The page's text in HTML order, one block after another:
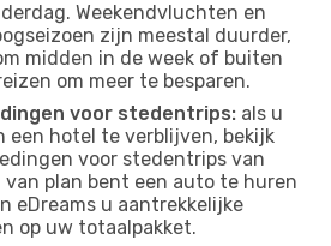
Weekendvluchten en
zijn meestal duurder,
midden in de week of buiten
om meer te besparen.
voor stedentrips: als u
een hotel te verblijven, bekijk
voor stedentrips van
van plan bent een auto te huren
eDreams u aantrekkelijke
op uw totaalpakket.